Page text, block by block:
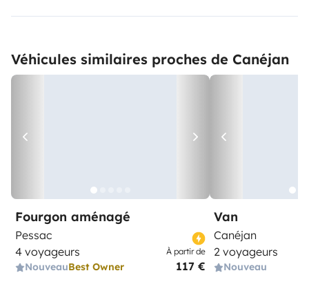
Véhicules similaires proches de Canéjan
Fourgon aménagé
Pessac
4 voyageurs
NouveauBest Owner
À partir de
117 €
Van
Canéjan
2 voyageurs
Nouveau